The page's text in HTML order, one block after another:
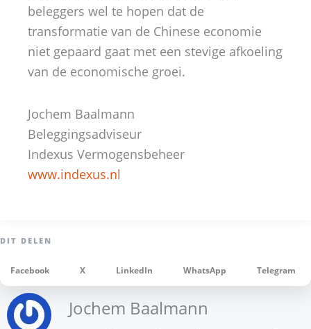
beleggers wel te hopen dat de
transformatie van de Chinese economie
niet gepaard gaat met een stevige afkoeling
van de economische groei.
Jochem Baalmann
Beleggingsadviseur
Indexus Vermogensbeheer
www.indexus.nl
Facebook X LinkedIn WhatsApp Telegram
Jochem Baalmann